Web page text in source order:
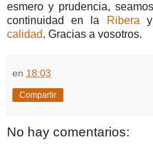
esmero y prudencia,
continuidad en la
Ribera
calidad. Gracias a vosotros.
en 18:03
Compartir
No hay comentarios: